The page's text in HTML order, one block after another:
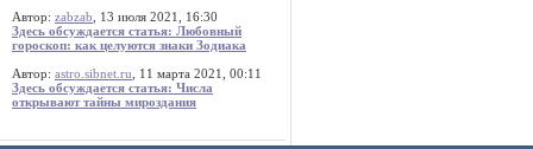
Автор: zabzab , 13 июля 2021, 16:30
Здесь обсуждается статья: Любовный
гороскоп: как целуются знаки Зодиака
Автор: astro.sibnet.ru , 11 марта 2021, 00:11
Здесь обсуждается статья: Числа
открывают тайны мироздания